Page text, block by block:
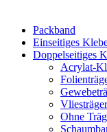
Packband
Einseitiges
Doppelseitiges
Acrylat-
Vliesträger
Ohne